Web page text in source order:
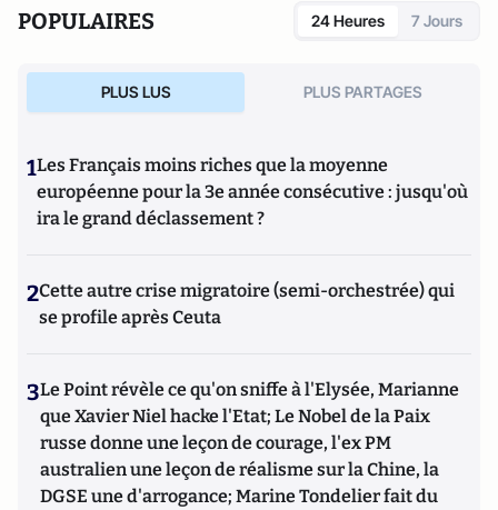
POPULAIRES 24 Heures 7 Jours
PLUS LUS PLUS PARTAGES
1Les Français moins riches que la moyenne
européenne pour la 3e année consécutive : jusqu'où
ira le grand déclassement ?
2Cette autre crise migratoire (semi-orchestrée) qui
se profile après Ceuta
3Le Point révèle ce qu'on sniffe à l'Elysée, Marianne
que Xavier Niel hacke l'Etat; Le Nobel de la Paix
russe donne une leçon de courage, l'ex PM
australien une leçon de réalisme sur la Chine, la
DGSE une d'arrogance; Marine Tondelier fait du